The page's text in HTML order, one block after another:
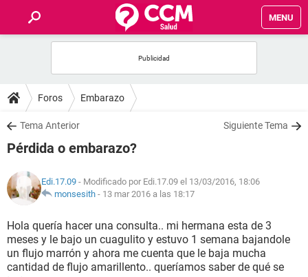
MENU
FOROS
SALUD
NUTRICIÓN
BIENESTAR
SEXUALIDAD
Foros Embarazo
Tema Anterior Siguiente Tema
Pérdida o embarazo?
Edi.17.09 - Modificado por Edi.17.09 el 13/03/2016, 18:06
monsesith - 13 mar 2016 a las 18:17
Hola quería hacer una consulta.. mi hermana esta de 3
meses y le bajo un cuagulito y estuvo 1 semana bajandole
un flujo marrón y ahora me cuenta que le baja mucha
cantidad de flujo amarillento.. queríamos saber de qué se